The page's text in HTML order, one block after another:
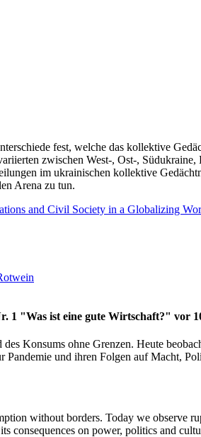
fest, welche das kollektive
zwischen West-, Ost-, Südukraine,
im ukrainischen kollektive
Arena zu tun.
and Civil Society in a Globalizing
1 "Was ist eine gute Wirtschaft?" vor
Konsums ohne Grenzen. Heute
Pandemie und ihren Folgen auf Macht,
without borders. Today we observe
consequences on power, politics and